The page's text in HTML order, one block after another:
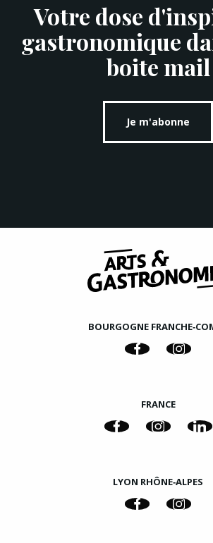
Votre dose
gastronomique
boite mail
Je m'abonne
BOURGOGNE
FRANCE
LYON RHÔNE‑ALPES